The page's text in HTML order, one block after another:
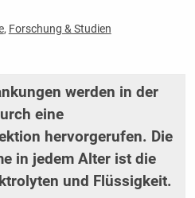
, Forschung & Studien
werden in der
eine
hervorgerufen. Die
in jedem Alter ist die
und Flüssigkeit.